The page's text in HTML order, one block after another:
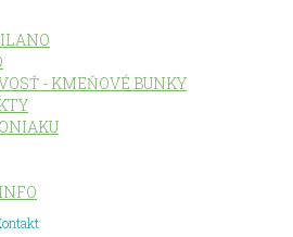
- KMEŇOVÉ BUNKY